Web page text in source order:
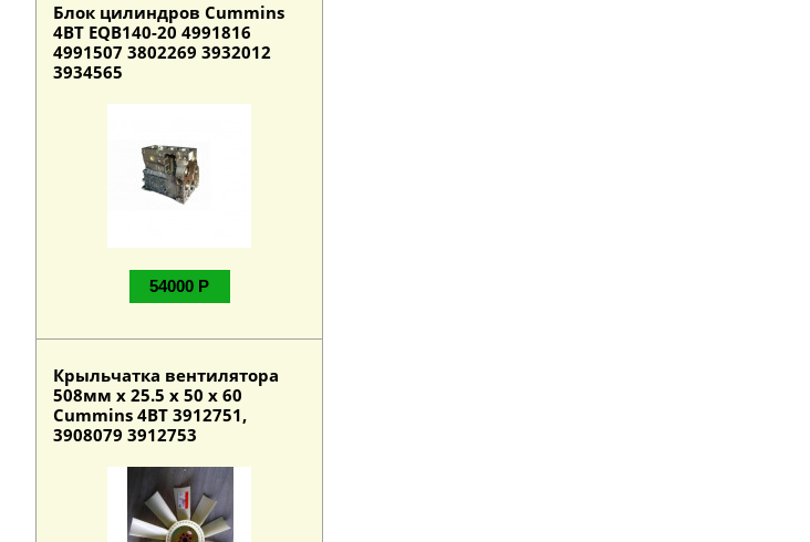
Блок цилиндров Cummins
4BT EQB140-20 4991816
4991507 3802269 3932012
3934565
54000 Р
Крыльчатка вентилятора
508мм х 25.5 х 50 х 60
Cummins 4BT 3912751,
3908079 3912753